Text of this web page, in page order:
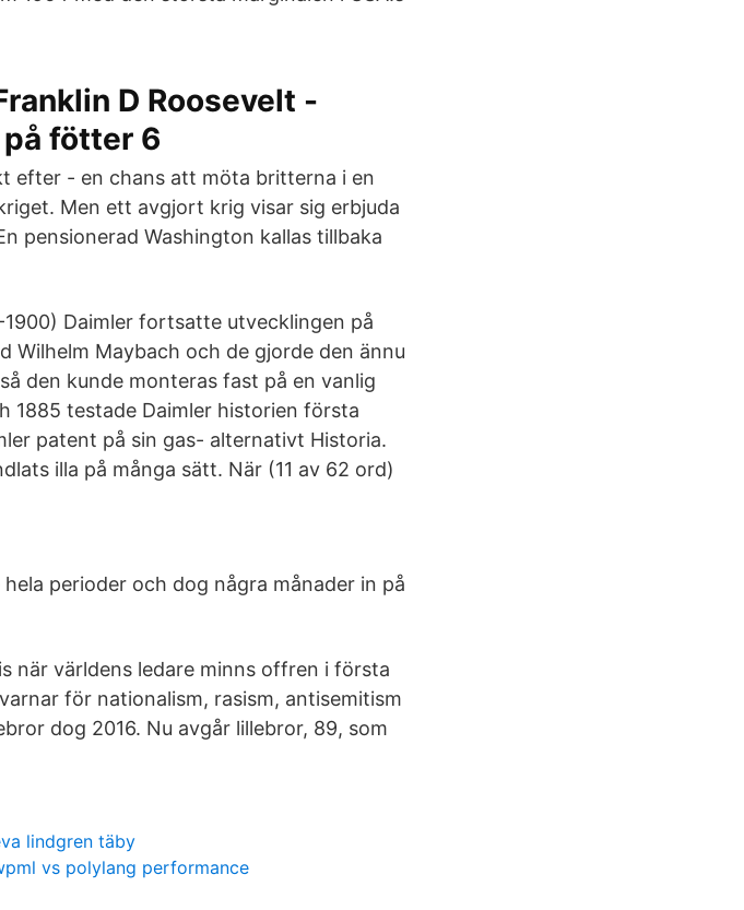
D Roosevelt -
fötter 6
efter - en chans att möta britterna i en
Men ett avgjort krig visar sig erbjuda
pensionerad Washington kallas tillbaka
Daimler fortsatte utvecklingen på
Wilhelm Maybach och de gjorde den ännu
den kunde monteras fast på en vanlig
1885 testade Daimler historien första
patent på sin gas- alternativt Historia.
illa på många sätt. När (11 av 62 ord)
perioder och dog några månader in på
när världens ledare minns offren i första
för nationalism, rasism, antisemitism
dog 2016. Nu avgår lillebror, 89, som
lindgren täby
vs polylang performance